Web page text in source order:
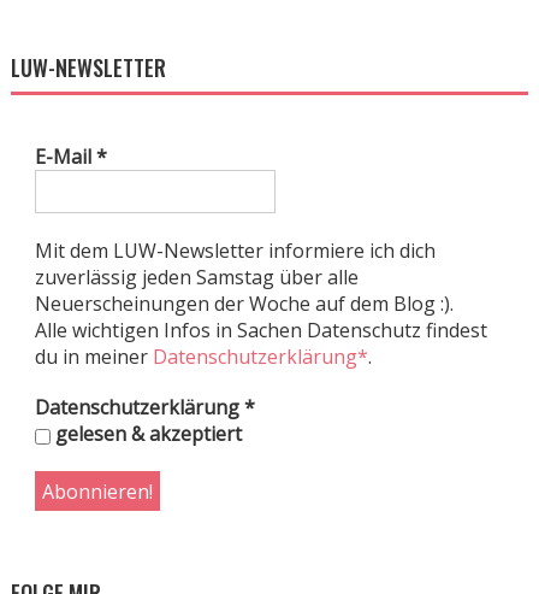
LUW-NEWSLETTER
E-Mail*
Mit dem LUW-Newsletter informiere ich dich
zuverlässig jeden Samstag über alle
Neuerscheinungen der Woche auf dem Blog :).
Alle wichtigen Infos in Sachen Datenschutz findest
du in meiner Datenschutzerklärung*.
Datenschutzerklärung*
gelesen & akzeptiert